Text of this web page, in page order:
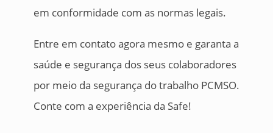
em conformidade com as normas legais.
Entre em contato agora mesmo e garanta a
saúde e segurança dos seus colaboradores
por meio da segurança do trabalho PCMSO.
Conte com a experiência da Safe!